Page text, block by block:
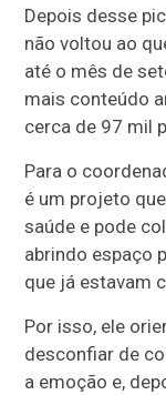
Depois desse
não voltou ao
até o mês de
mais conteúdo
cerca de 97 mil
Para o
é um projeto
saúde e pode
abrindo espaço
que já estavam
Por isso, ele
desconfiar de
a emoção e,